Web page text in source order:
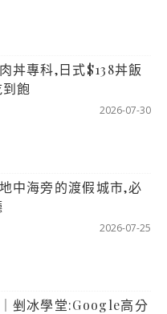
丼專科,日式$138丼飯
飽
2026-07-30
中海旁的渡假城市,必
2026-07-25
剉冰學堂:Google高分